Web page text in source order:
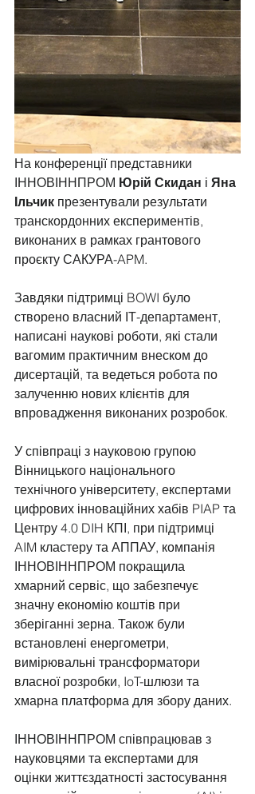
На конференції представники
ІННОВІННПРОМ Юрій Скидан і Яна
Ільчик презентували результати
транскордонних експериментів,
виконаних в рамках грантового
проєкту САКУРА-APM.
Завдяки підтримці BOWI було
створено власний ІТ-департамент,
написані наукові роботи, які стали
вагомим практичним внеском до
дисертацій, та ведеться робота по
залученню нових клієнтів для
впровадження виконаних розробок.
У співпраці з науковою групою
Вінницького національного
технічного університету, експертами
цифрових інноваційних хабів PIAP та
Центру 4.0 DIH КПІ, при підтримці
AIM кластеру та АППАУ, компанія
ІННОВІННПРОМ покращила
хмарний сервіс, що забезпечує
значну економію коштів при
зберіганні зерна. Також були
встановлені енергометри,
вимірювальні трансформатори
власної розробки, IoT-шлюзи та
хмарна платформа для збору даних.
ІННОВІННПРОМ співпрацював з
науковцями та експертами для
оцінки життєздатності застосування